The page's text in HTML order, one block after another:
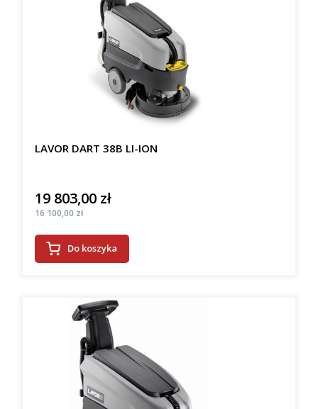
LAVOR DART 38B LI-ION
Cena
19 803,00 zł
Cena
16 100,00 zł
Do koszyka